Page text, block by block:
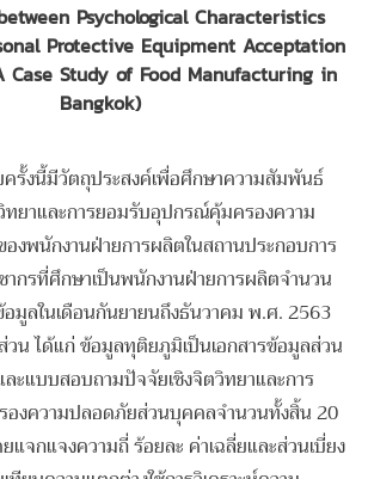
Psychological Characteristics
Protective Equipment Acceptation
Case Study of Food Manufacturing in
Bangkok)
ครั้งนี้มีวัตถุประสงค์เพื่อศึกษาความสัมพันธ์
ทยาและการยอมรับอุปกรณ์คุ้มครองความ
พนักงานฝ่ายการผลิตในสถานประกอบการ
ากรที่ศึกษาเป็นพนักงานฝ่ายการผลิตจำนวน
มูลในเดือนกันยายนถึงธันวาคม พ.ศ. 2563
วน ได้แก่ ข้อมูลทุติยภูมิเป็นเอกสารข้อมูลส่วน
ะแบบสอบถามปัจจัยเชิงจิตวิทยาและการ
งความปลอดภัยส่วนบุคคลจำนวนทั้งสิ้น 20
แจกแจงความถี่ ร้อยละ ค่าเฉลี่ยและส่วนเบี่ยง